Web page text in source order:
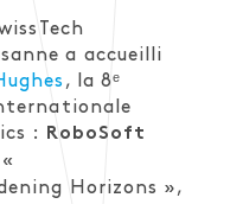
a accueilli
, la 8ᵉ
: RoboSoft
«
Horizons » ,